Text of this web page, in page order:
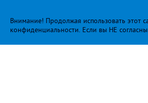
Внимание! Продолжая использовать этот
конфиденциальности. Если вы НЕ